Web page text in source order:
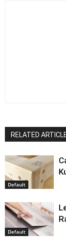
RELATED
Default
Default